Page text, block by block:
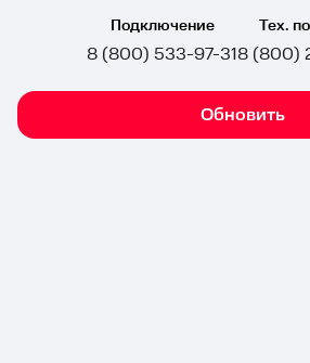
Подключение
8 (800) 533-97-31
Тех.
8 (800)
Обновить